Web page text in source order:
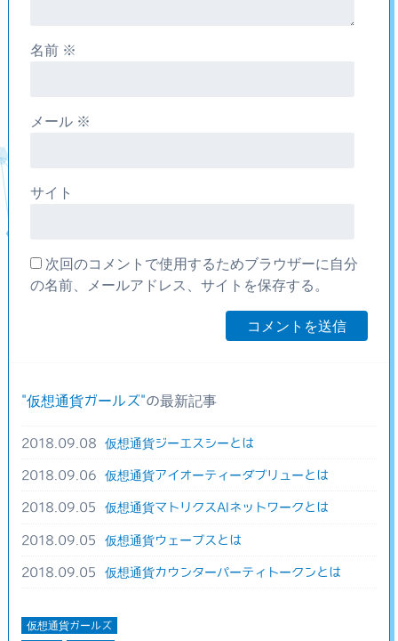
名前 ※
メール ※
サイト
次回のコメントで使用するためブラウザーに自分
の名前、メールアドレス、サイトを保存する。
仮想通貨ガールズ の最新記事
2018.09.08 仮想通貨ジーエスシーとは
2018.09.06 仮想通貨アイオーティーダブリューとは
2018.09.05 仮想通貨マトリクスAIネットワークとは
2018.09.05 仮想通貨ウェーブスとは
2018.09.05 仮想通貨カウンターパーティトークンとは
仮想通貨ガールズ